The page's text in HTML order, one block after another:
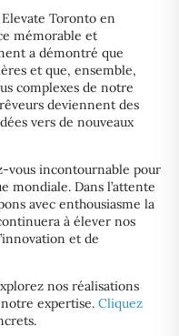
Toronto en
mémorable et
a démontré que
et que, ensemble,
complexes de notre
deviennent des
vers de nouveaux
vous incontournable pour
mondiale. Dans l’attente
avec enthousiasme la
à élever nos
et de
nos réalisations
expertise. Cliquez